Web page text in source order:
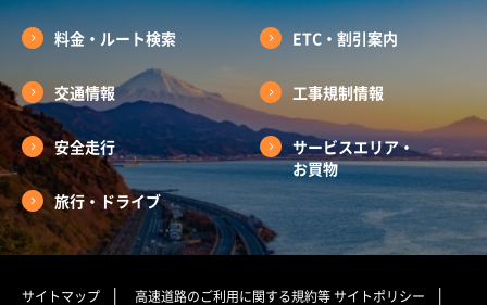
料金・ルート検索 ETC・割引案内
交通情報 工事規制情報
安全走行
サービスエリア・
お買物
旅行・ドライブ
サイトマップ 高速道路のご利用に関する規約等サイトポリシー